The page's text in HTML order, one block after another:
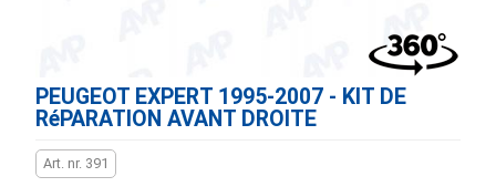
PEUGEOT EXPERT 1995-2007 - KIT DE
RéPARATION AVANT DROITE
Art. nr. 391